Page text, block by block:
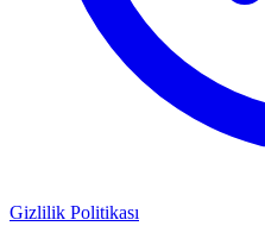
Gizlilik Politikası